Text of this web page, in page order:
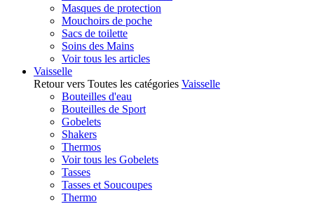
Masques de protection
Mouchoirs de poche
Sacs de toilette
Soins des Mains
Voir tous les articles
Vaisselle
Retour vers Toutes les catégories Vaisselle
Bouteilles d'eau
Bouteilles de Sport
Gobelets
Shakers
Thermos
Voir tous les Gobelets
Tasses
Tasses et Soucoupes
Thermo